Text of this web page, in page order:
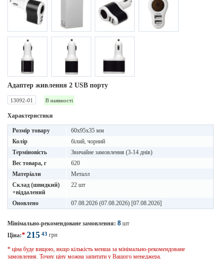
Адаптер живлення 2 USB порту
13092-01 В наявності
Характеристики
Розмір товару
60х95х35 мм
Колір
білий, чорний
Терміновість
Звичайне замовлення (3-14 днів)
Вес товара, г
620
Матеріали
Металл
Склад (швидкий)
+віддалений
22 шт
Оновлено 07.08.2026 (07.08.2026) [07.08.2026]
Мінімально-рекомендоване замовлення: 8 шт
Ціна:* 215 43 грн
* ціна буде вищою, якщо кількість менша за мінімально-рекомендоване
замовлення. Точну ціну можна запитати у Вашого менеджера.